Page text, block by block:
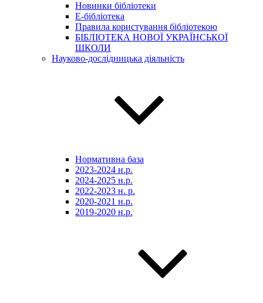
Новинки бібліотеки
E-бібліотека
Правила користування бібліотекою
БІБЛІОТЕКА НОВОЇ УКРАЇНСЬКОЇ
ШКОЛИ
Науково-дослідницька діяльність
Нормативна база
2023-2024 н.р.
2024-2025 н.р.
2022-2023 н. р.
2020-2021 н.р.
2019-2020 н.р.